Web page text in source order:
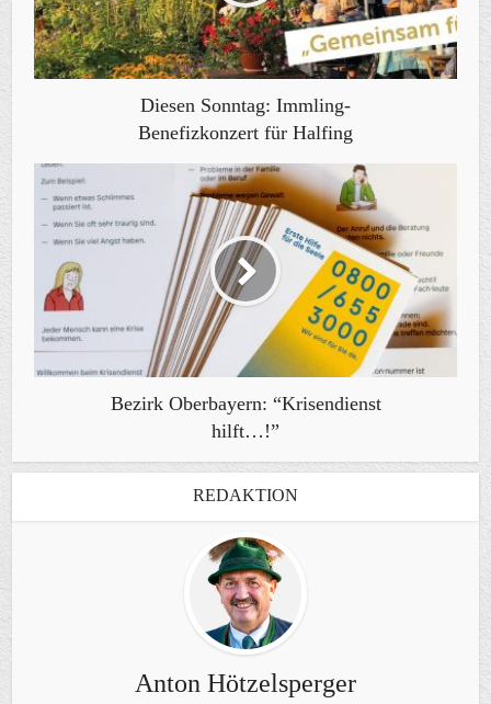
Diesen Sonntag: Immling-
Benefizkonzert für Halfing
Bezirk Oberbayern: “Krisendienst
hilft…!”
REDAKTION
Anton Hötzelsperger